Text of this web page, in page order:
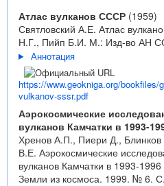
Атлас вулканов СССР (1959)
Святловский А.Е. Атлас
Н.Г., Пийп Б.И. М.: Изд-во АН
Аннотация
https://www.geokniga.org/bookfiles/
vulkanov-sssr.pdf
Аэрокосмические
вулканов Камчатки в 1993-
Хренов А.П., Пиери Д.,
В.Е. Аэрокосмические
вулканов Камчатки в 1993-
Земли из космоса. 1999. № 6.